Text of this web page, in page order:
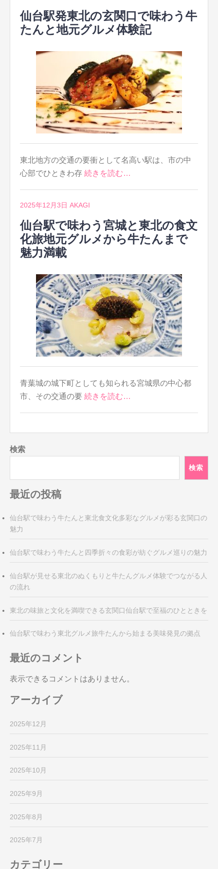
仙台駅発東北の玄関口で味わう牛
たんと地元グルメ体験記
東北地方の交通の要衝として名高い駅は、市の中
心部でひときわ存 続きを読む…
2025年12月3日 AKAGI
仙台駅で味わう宮城と東北の食文
化旅地元グルメから牛たんまで
魅力満載
青葉城の城下町としても知られる宮城県の中心都
市、その交通の要 続きを読む…
検索
検索
最近の投稿
仙台駅で味わう牛たんと東北食文化多彩なグルメが彩る玄関口の
魅力
仙台駅で味わう牛たんと四季折々の食彩が紡ぐグルメ巡りの魅力
仙台駅が見せる東北のぬくもりと牛たんグルメ体験でつながる人
の流れ
東北の味旅と文化を満喫できる玄関口仙台駅で至福のひとときを
仙台駅で味わう東北グルメ旅牛たんから始まる美味発見の拠点
最近のコメント
表示できるコメントはありません。
アーカイブ
2025年12月
2025年11月
2025年10月
2025年9月
2025年8月
2025年7月
カテゴリー